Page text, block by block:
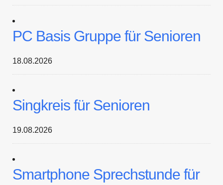
PC Basis Gruppe für Senioren
18.08.2026
Singkreis für Senioren
19.08.2026
Smartphone Sprechstunde für